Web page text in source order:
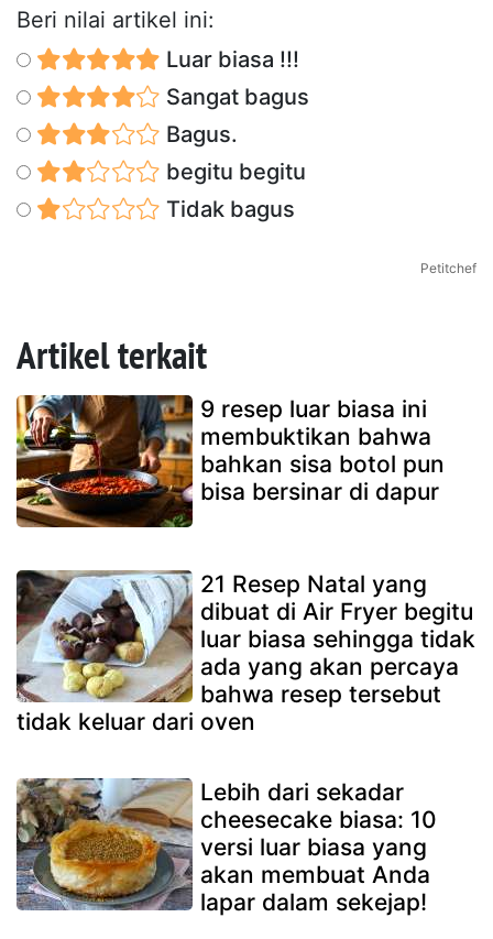
Beri nilai artikel ini:
Luar biasa !!!
Sangat bagus
Bagus.
begitu begitu
Tidak bagus
Petitchef
Artikel terkait
9 resep luar biasa ini
membuktikan bahwa
bahkan sisa botol pun
bisa bersinar di dapur
21 Resep Natal yang
dibuat di Air Fryer begitu
luar biasa sehingga tidak
ada yang akan percaya
bahwa resep tersebut
tidak keluar dari oven
Lebih dari sekadar
cheesecake biasa: 10
versi luar biasa yang
akan membuat Anda
lapar dalam sekejap!